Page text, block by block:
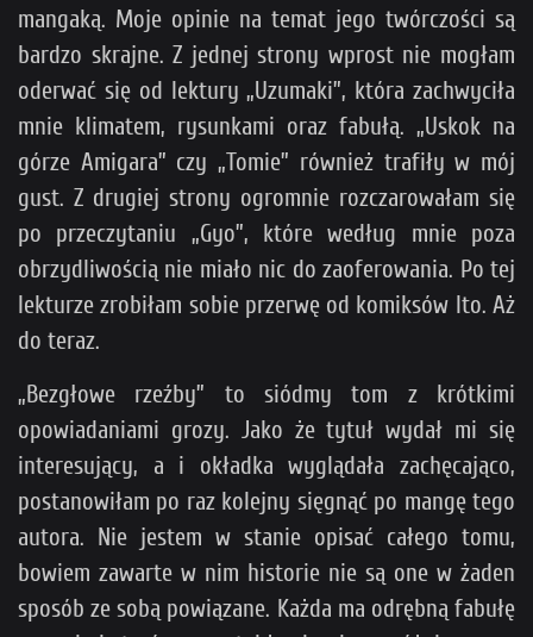
mangaką. Moje opinie na temat jego twórczości są
bardzo skrajne. Z jednej strony wprost nie mogłam
oderwać się od lektury „Uzumaki”, która zachwyciła
mnie klimatem, rysunkami oraz fabułą. „Uskok na
górze Amigara” czy „Tomie” również trafiły w mój
gust. Z drugiej strony ogromnie rozczarowałam się
po przeczytaniu „Gyo”, które według mnie poza
obrzydliwością nie miało nic do zaoferowania. Po tej
lekturze zrobiłam sobie przerwę od komiksów Ito. Aż
do teraz.
„Bezgłowe rzeźby” to siódmy tom z krótkimi
opowiadaniami grozy. Jako że tytuł wydał mi się
interesujący, a i okładka wyglądała zachęcająco,
postanowiłam po raz kolejny sięgnąć po mangę tego
autora. Nie jestem w stanie opisać całego tomu,
bowiem zawarte w nim historie nie są one w żaden
sposób ze sobą powiązane. Każda ma odrębną fabułę